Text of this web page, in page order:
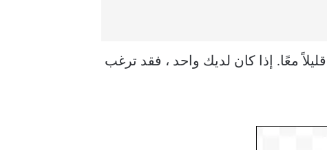
معًا. إذا كان لديك واحد ، فقد ترغب